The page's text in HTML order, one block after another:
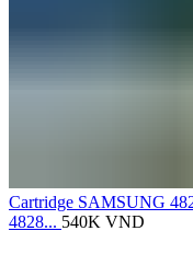
Cartridge SAMSUNG
4828... 540K VND